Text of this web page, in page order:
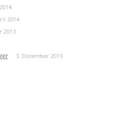
2014
2013
3. Dezember 2013